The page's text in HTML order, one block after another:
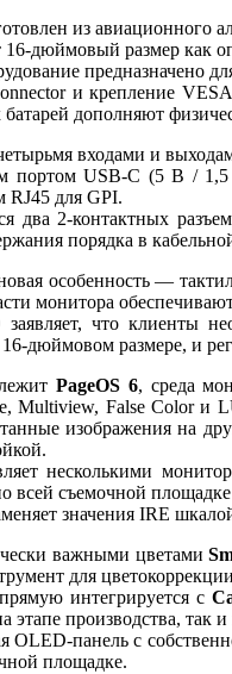
из авиационного
16-дюймовый размер как
предназначено
и крепление
дополняют
входами и
USB-C (5 В / 1,5
RJ45 для GPI.
два 2-контактных
порядка в
особенность —
монитора
заявляет, что клиенты
дюймовом размере, и
PageOS 6, среда
Multiview, False Color и
изображения на
несколькими
всей съемочной
значения IRE
важными цветами
для
интегрируется с
этапе производства, так
OLED-панель с
площадке.